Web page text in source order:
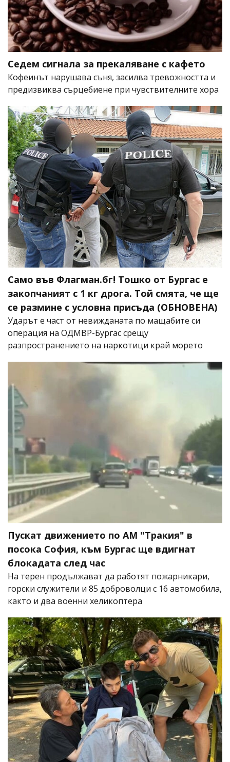
Седем сигнала за прекаляване с кафето
Кофеинът нарушава съня, засилва тревожността и
предизвиква сърцебиене при чувствителните хора
Само във Флагман.бг! Тошко от Бургас е
закопчаният с 1 кг дрога. Той смята, че ще
се размине с условна присъда (ОБНОВЕНА)
Ударът е част от невижданата по мащабите си
операция на ОДМВР-Бургас срещу
разпространението на наркотици край морето
Пускат движението по АМ "Тракия" в
посока София, към Бургас ще вдигнат
блокадата след час
На терен продължават да работят пожарникари,
горски служители и 85 доброволци с 16 автомобила,
както и два военни хеликоптера